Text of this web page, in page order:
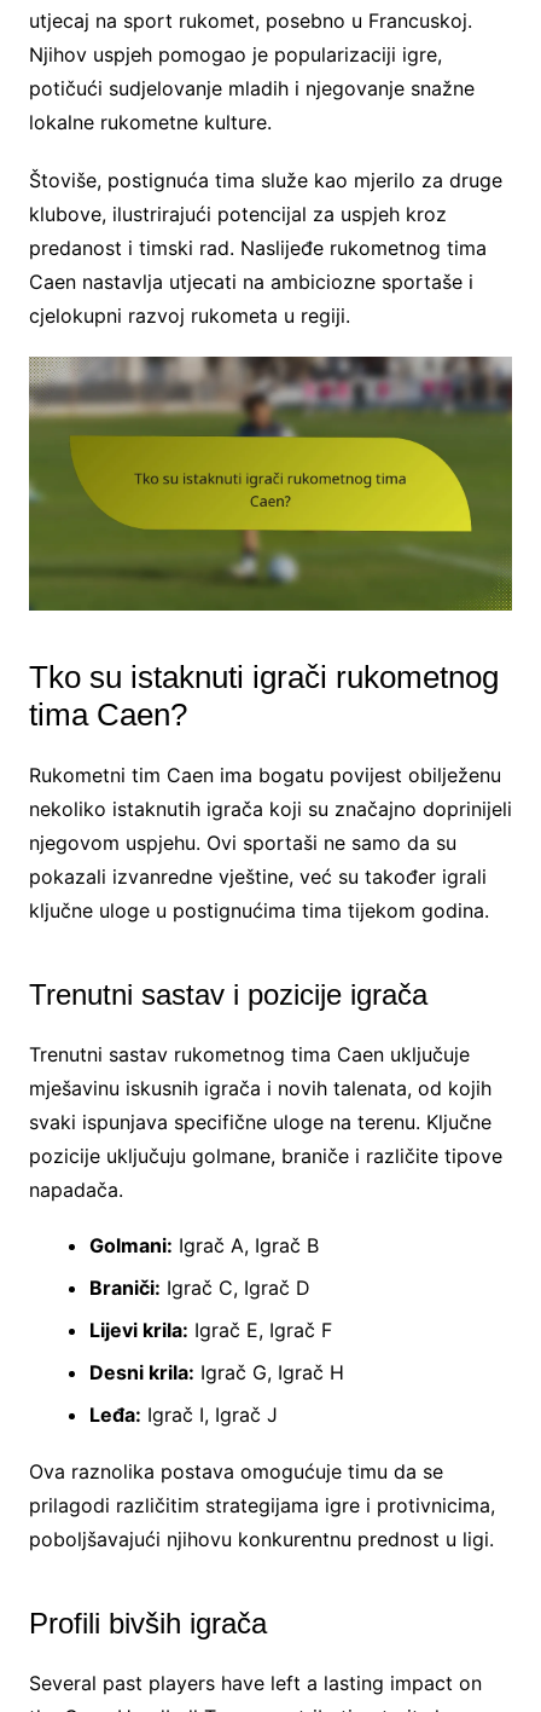
utjecaj na sport rukomet, posebno u Francuskoj.
Njihov uspjeh pomogao je popularizaciji igre,
potičući sudjelovanje mladih i njegovanje snažne
lokalne rukometne kulture.
Štoviše, postignuća tima služe kao mjerilo za druge
klubove, ilustrirajući potencijal za uspjeh kroz
predanost i timski rad. Naslijeđe rukometnog tima
Caen nastavlja utjecati na ambiciozne sportaše i
cjelokupni razvoj rukometa u regiji.
Tko su istaknuti igrači rukometnog
tima Caen?
Rukometni tim Caen ima bogatu povijest obilježenu
nekoliko istaknutih igrača koji su značajno doprinijeli
njegovom uspjehu. Ovi sportaši ne samo da su
pokazali izvanredne vještine, već su također igrali
ključne uloge u postignućima tima tijekom godina.
Trenutni sastav i pozicije igrača
Trenutni sastav rukometnog tima Caen uključuje
mješavinu iskusnih igrača i novih talenata, od kojih
svaki ispunjava specifične uloge na terenu. Ključne
pozicije uključuju golmane, braniče i različite tipove
napadača.
Golmani: Igrač A, Igrač B
Braniči: Igrač C, Igrač D
Lijevi krila: Igrač E, Igrač F
Desni krila: Igrač G, Igrač H
Leđa: Igrač I, Igrač J
Ova raznolika postava omogućuje timu da se
prilagodi različitim strategijama igre i protivnicima,
poboljšavajući njihovu konkurentnu prednost u ligi.
Profili bivših igrača
Several past players have left a lasting impact on